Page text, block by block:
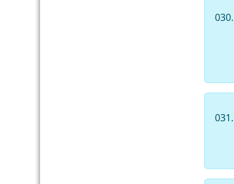
030.
031.